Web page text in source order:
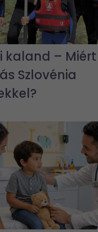
kaland –
Szlovénia